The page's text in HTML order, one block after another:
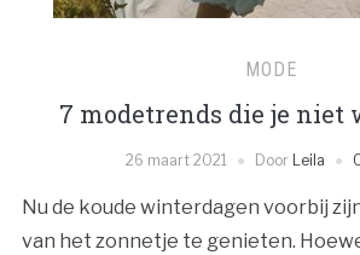
MODE
7 modetrends die je niet
26 maart 2021 Door Leila
Nu de koude winterdagen voorbij
van het zonnetje te genieten.